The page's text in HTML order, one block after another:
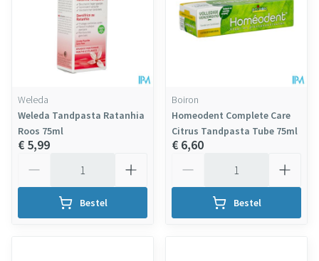
Weleda
Weleda Tandpasta Ratanhia
Roos 75ml
€ 5,99
Bestel
Boiron
Homeodent Complete Care
Citrus Tandpasta Tube 75ml
€ 6,60
Bestel